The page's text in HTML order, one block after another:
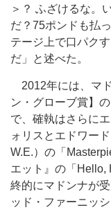
＞？ ふざけるな。
だ？75ポンドも払
テージ上で口パク
だ」と述べた。
2012年には、マ
ン・グローブ賞】
で、確執はさらに
ォリスとエドワー
W.E.）の「
エット』の「Hello,
終的にマドンナが
ッド・ファーニッ